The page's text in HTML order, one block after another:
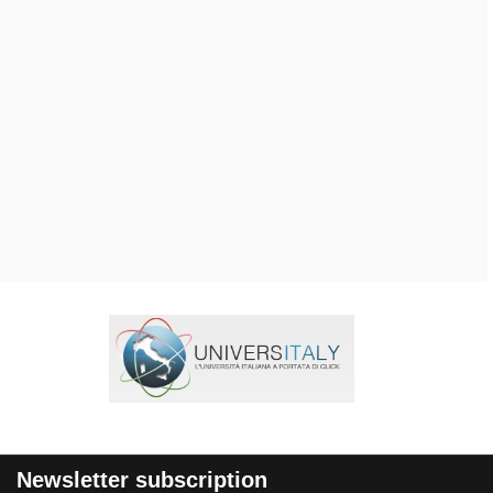
Newsletter subscription